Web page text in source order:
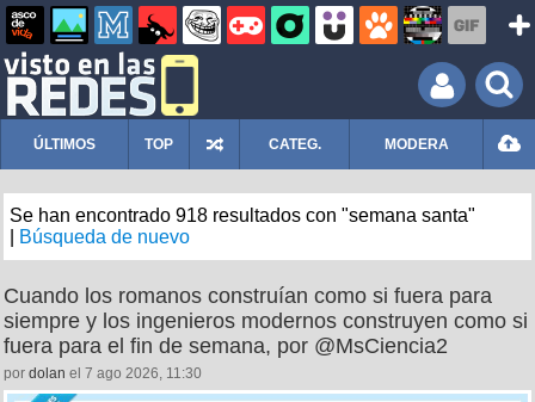
ÚLTIMOS TOP CATEG. MODERA
Se han encontrado 918 resultados con "semana santa"
Búsqueda de nuevo
Cuando los romanos construían como si fuera para
siempre y los ingenieros modernos construyen como si
fuera para el fin de semana, por @MsCiencia2
por dolan el 7 ago 2026, 11:30